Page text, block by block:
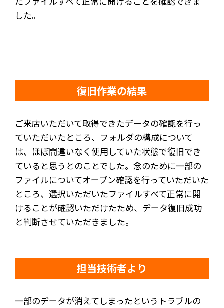
した。
復旧作業の結果
ご来店いただいて取得できたデータの確認を行っ
ていただいたところ、フォルダの構成について
は、ほぼ間違いなく使用していた状態で復旧でき
ていると思うとのことでした。念のために一部の
ファイルについてオープン確認を行っていただいた
ところ、選択いただいたファイルすべて正常に開
けることが確認いただけたため、データ復旧成功
と判断させていただきました。
担当技術者より
一部のデータが消えてしまったというトラブルの